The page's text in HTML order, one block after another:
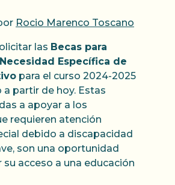
Rocio Marenco Toscano
las Becas para
Específica de
para el curso 2024-2025
partir de hoy. Estas
a apoyar a los
requieren atención
debido a discapacidad
son una oportunidad
su acceso a una educación